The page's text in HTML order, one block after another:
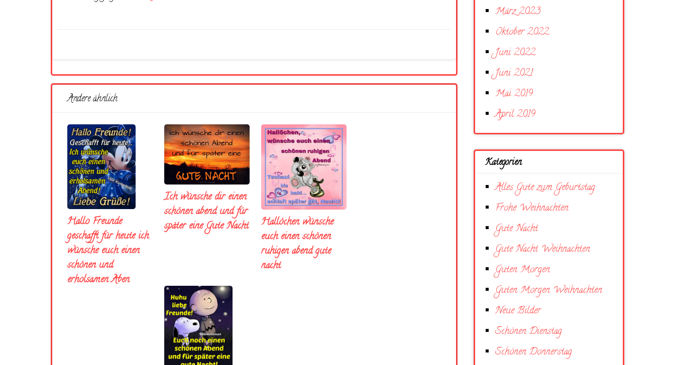
Andere ähnlich
Hallo Freunde
geschafft für heute ich
wünsche euch einen
schönen und
erholsamen Aben
Ich wünsche dir einen
schönen abend und fúr
später eine Gute Nacht
Hallöchen wünsche
euch einen schönen
ruhigen abend gute
nacht
März 2023
Oktober 2022
Juni 2022
Juni 2021
Mai 2019
April 2019
Kategorien
Alles Gute zum Geburtstag
Frohe Weihnachten
Gute Nacht
Gute Nacht Weihnachten
Guten Morgen
Guten Morgen Weihnachten
Neue Bilder
Schönen Dienstag
Schönen Donnerstag